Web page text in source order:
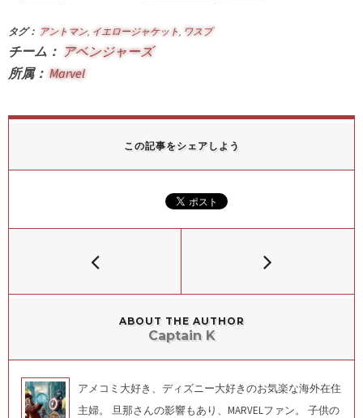
タグ： アントマン, イエロージャケット ワスプ
チーム： アベンジャーズ
所属： Marvel
この記事をシェアしよう
ABOUT THE AUTHOR
Captain K
アメコミ大好き、ディズニー大好きのお気楽な海外在住
主婦。 旦那さんの影響もあり、MARVELファン。 子供の